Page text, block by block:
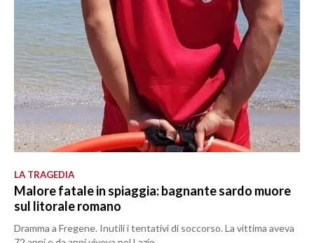
LA TRAGEDIA
Malore fatale in spiaggia: bagnante sardo muore
sul litorale romano
Dramma a Fregene. Inutili i tentativi di soccorso. La vittima aveva